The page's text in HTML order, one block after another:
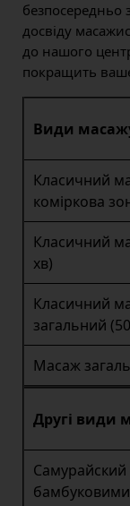
безпосередньо
досвіду
до нашого
покращить
Види
Класичний
коміркова
Класичний
хв)
Класичний
загальний
Масаж
Другі види